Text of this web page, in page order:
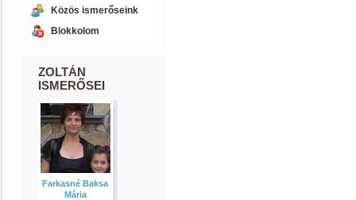
Közös ismerőseink
Blokkolom
ZOLTÁN
ISMERŐSEI
Farkasné Baksa
Mária